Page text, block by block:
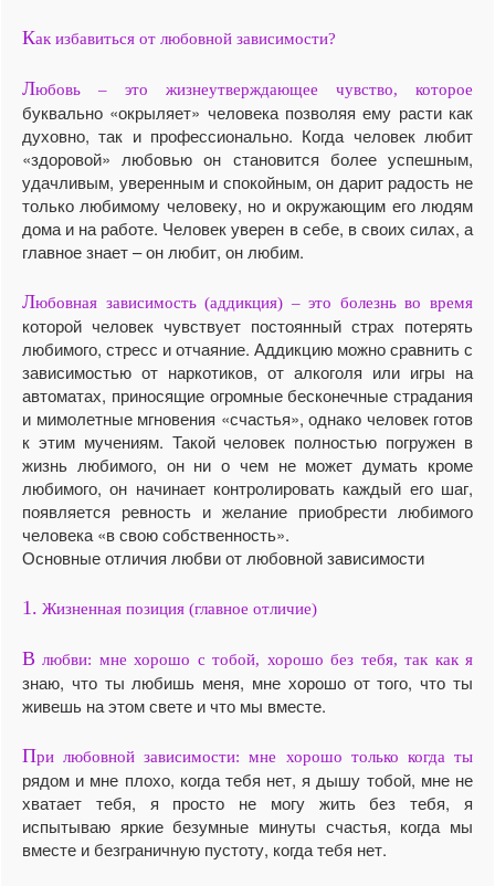
Как избавиться от любовной зависимости?
Любовь – это жизнеутверждающее чувство, которое
буквально «окрыляет» человека позволяя ему расти как
духовно, так и профессионально. Когда человек любит
«здоровой» любовью он становится более успешным,
удачливым, уверенным и спокойным, он дарит радость не
только любимому человеку, но и окружающим его людям
дома и на работе. Человек уверен в себе, в своих силах, а
главное знает – он любит, он любим.
Любовная зависимость (аддикция) – это болезнь во время
которой человек чувствует постоянный страх потерять
любимого, стресс и отчаяние. Аддикцию можно сравнить с
зависимостью от наркотиков, от алкоголя или игры на
автоматах, приносящие огромные бесконечные страдания
и мимолетные мгновения «счастья», однако человек готов
к этим мучениям. Такой человек полностью погружен в
жизнь любимого, он ни о чем не может думать кроме
любимого, он начинает контролировать каждый его шаг,
появляется ревность и желание приобрести любимого
человека «в свою собственность».
Основные отличия любви от любовной зависимости
1. Жизненная позиция (главное отличие)
В любви: мне хорошо с тобой, хорошо без тебя, так как я
знаю, что ты любишь меня, мне хорошо от того, что ты
живешь на этом свете и что мы вместе.
При любовной зависимости: мне хорошо только когда ты
рядом и мне плохо, когда тебя нет, я дышу тобой, мне не
хватает тебя, я просто не могу жить без тебя, я
испытываю яркие безумные минуты счастья, когда мы
вместе и безграничную пустоту, когда тебя нет.